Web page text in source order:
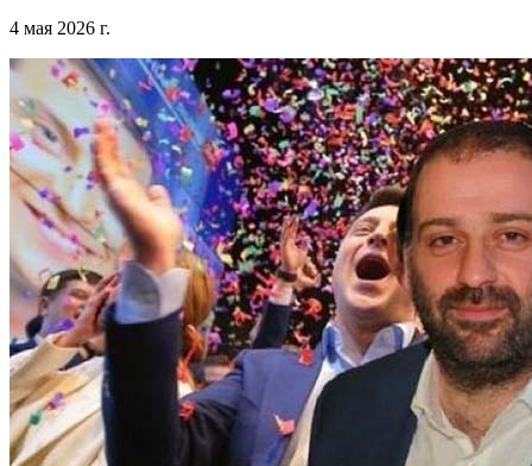
4 мая 2026 г.